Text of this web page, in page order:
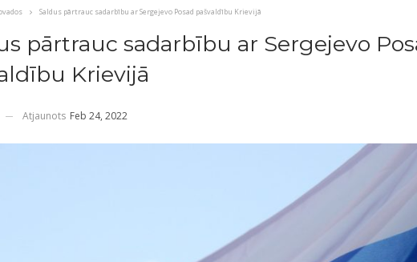
Saldus pārtrauc sadarbību ar Sergejevo Posad pašvaldību Krievijā
pārtrauc sadarbību ar Sergejevo
Krievijā
Atjaunots Feb 24, 2022